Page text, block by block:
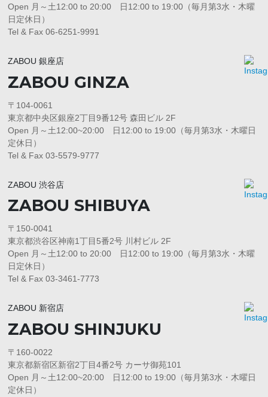
Open 月～土12:00 to 20:00 日12:00 to 19:00（毎月第3水・木曜
日定休日）
Tel & Fax 06-6251-9991
ZABOU 銀座店
ZABOU GINZA
〒104-0061
東京都中央区銀座2丁目9番12号 森田ビル 2F
Open 月～土12:00~20:00 日12:00 to 19:00（毎月第3水・木曜日
定休日）
Tel & Fax 03-5579-9777
ZABOU 渋谷店
ZABOU SHIBUYA
〒150-0041
東京都渋谷区神南1丁目5番2号 川村ビル 2F
Open 月～土12:00 to 20:00 日12:00 to 19:00（毎月第3水・木曜
日定休日）
Tel & Fax 03-3461-7773
ZABOU 新宿店
ZABOU SHINJUKU
〒160-0022
東京都新宿区新宿2丁目4番2号 カーサ御苑101
Open 月～土12:00~20:00 日12:00 to 19:00（毎月第3水・木曜日
定休日）